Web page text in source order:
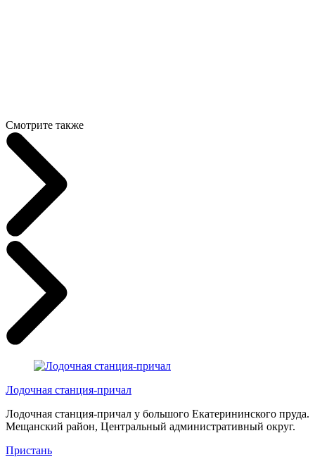
Смотрите также
Лодочная станция-причал
Лодочная станция-причал у большого Екатерининского пруда.
Мещанский район, Центральный административный округ.
Пристань